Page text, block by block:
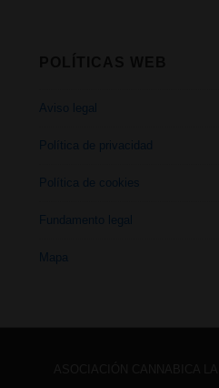
Aviso legal
Política de privacidad
Política de cookies
Fundamento legal
Mapa